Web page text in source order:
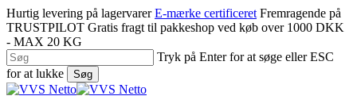
Spring
til
hovedindhold
Hurtig levering på lagervarer E-mærke certificeret Fremragende på
TRUSTPILOT Gratis fragt til pakkeshop ved køb over 1000 DKK
- MAX 20 KG
Tryk på Enter for at søge eller ESC
for at lukke
Søg
Luk